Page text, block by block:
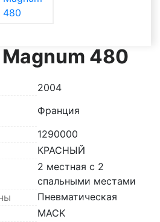
480
2004
Франция
1290000
КРАСНЫЙ
2 местная с 2
спальными местами
Пневматическая
MACK